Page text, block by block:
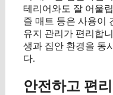
테리어와도 잘 어울
즐 매트 등은 사용이
유지 관리가 편리합
생과 집안 환경을 동
다.
안전하고 편